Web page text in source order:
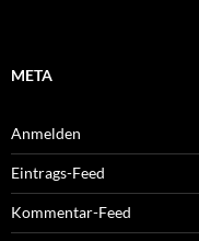
META
Anmelden
Eintrags-Feed
Kommentar-Feed